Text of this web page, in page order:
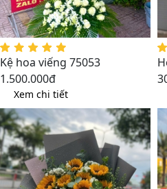
Kệ hoa viếng 75053
1.500.000đ
Xem chi tiết